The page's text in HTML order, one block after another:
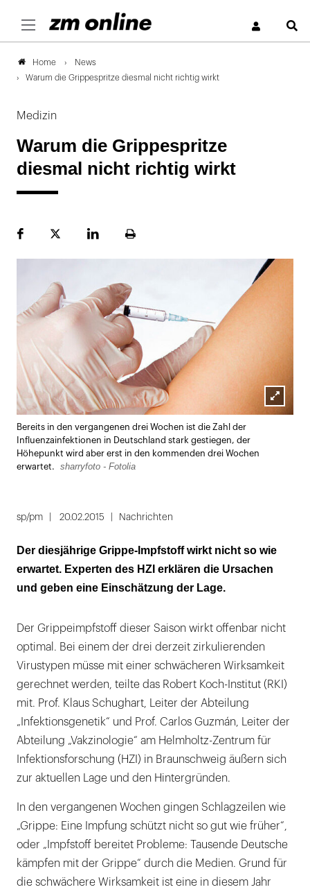
Home
News
Warum die Grippespritze diesmal nicht richtig wirkt
Medizin
Warum die Grippespritze
diesmal nicht richtig wirkt
FacebookPlattformLinekdInSeite
Lightbox
Bereits in den vergangenen drei Wochen ist die Zahl der
Influenzainfektionen in Deutschland stark gestiegen, der
Höhepunkt wird aber erst in den kommenden drei Wochen
erwartet.
sharryfoto - Fotolia
sp/pm 20.02.2015 Nachrichten
Der diesjährige Grippe-Impfstoff wirkt nicht so wie
erwartet. Experten des HZI erklären die Ursachen
und geben eine Einschätzung der Lage.
Der Grippeimpfstoff dieser Saison wirkt offenbar nicht
optimal. Bei einem der drei derzeit zirkulierenden
Virustypen müsse mit einer schwächeren Wirksamkeit
gerechnet werden, teilte das Robert Koch-Institut (RKI)
mit. Prof. Klaus Schughart, Leiter der Abteilung
„Infektionsgenetik“ und Prof. Carlos Guzmán, Leiter der
Abteilung „Vakzinologie“ am Helmholtz-Zentrum für
Infektionsforschung (HZI) in Braunschweig äußern sich
zur aktuellen Lage und den Hintergründen.
In den vergangenen Wochen gingen Schlagzeilen wie
„Grippe: Eine Impfung schützt nicht so gut wie früher“,
oder „Impfstoff bereitet Probleme: Tausende Deutsche
kämpfen mit der Grippe“ durch die Medien. Grund für
die schwächere Wirksamkeit ist eine in diesem Jahr